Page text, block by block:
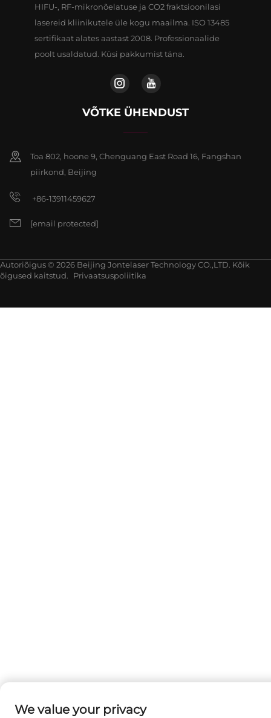
HIFU-, RF-mikronõelatuse ja CO2 fraktsioonilasi
lasereid kliinikutele üle kogu maailma. ISO 13485
sertifikaat alates aastast 2008. Professionaalide
poolt usaldatud. Küsi pakkumist täna.
VÕTKE ÜHENDUST
Toa 802, hoone 9, Chenguang East Road 16, Fangshan
piirkond, Beijing
+86-13911459627
[email protected]
Autoriõigus © 2026 Beijing Jontelaser Technology CO.,LTD. Kõik
õigused kaitstud.
Privaatsuspoliitika
We value your privacy